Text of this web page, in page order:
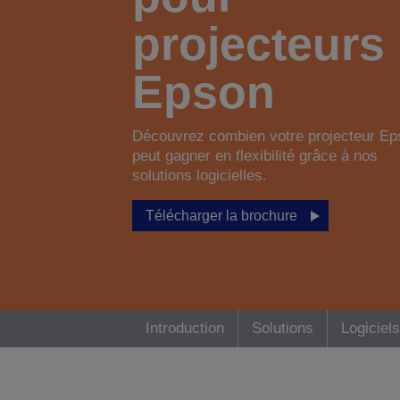
projecteurs
Epson
Découvrez combien votre projecteur
peut gagner en flexibilité grâce à nos
solutions logicielles.
Télécharger la brochure
Introduction Solutions Logiciels